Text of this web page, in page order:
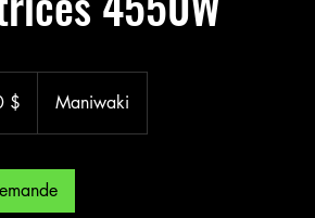
$ Maniwaki